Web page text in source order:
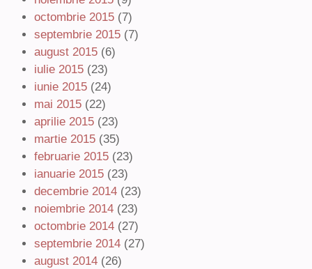
octombrie 2015 (7)
septembrie 2015 (7)
august 2015 (6)
iulie 2015 (23)
iunie 2015 (24)
mai 2015 (22)
aprilie 2015 (23)
martie 2015 (35)
februarie 2015 (23)
ianuarie 2015 (23)
decembrie 2014 (23)
noiembrie 2014 (23)
octombrie 2014 (27)
septembrie 2014 (27)
august 2014 (26)